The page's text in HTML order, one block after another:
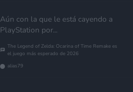
Aún con la que le está cayendo a
PlayStation por...
The Legend of Zelda: Ocarina of Time Remake es
el juego más esperado de 2026
alias79